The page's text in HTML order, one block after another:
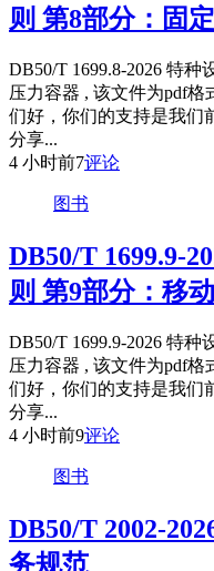
则 第8部分：固
DB50/T 1699.8-2026 特
压力容器 , 该文件为pdf
们好，你们的支持是我们
分享...
4 小时前7评论
图书
DB50/T 1699.9-
则 第9部分：移
DB50/T 1699.9-2026 特
压力容器 , 该文件为pdf
们好，你们的支持是我们
分享...
4 小时前9评论
图书
DB50/T 2002-
务规范